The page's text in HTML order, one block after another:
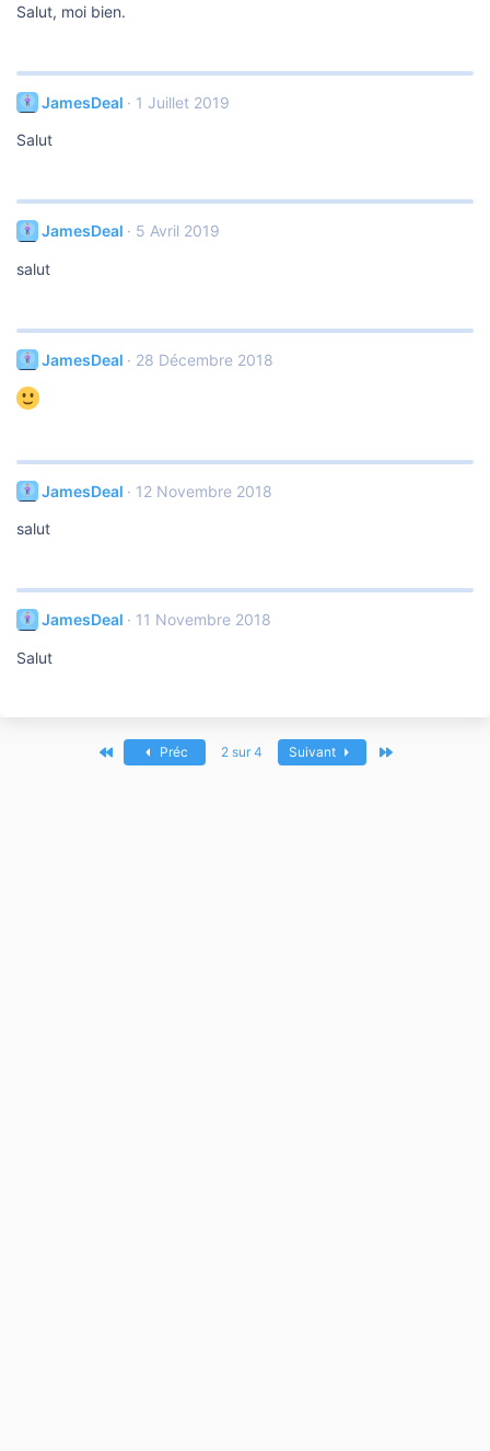
Salut, moi bien.
JamesDeal 1 Juillet 2019
Salut
JamesDeal 5 Avril 2019
salut
JamesDeal 28 Décembre 2018
JamesDeal 12 Novembre 2018
salut
JamesDeal 11 Novembre 2018
Salut
Premier Préc 2 sur 4 Suivant Dernier